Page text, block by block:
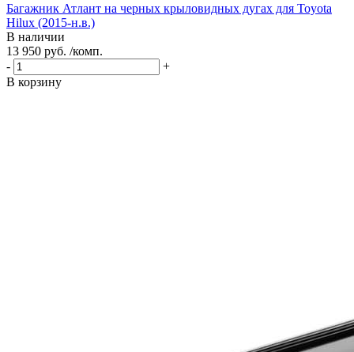
Багажник Атлант на черных крыловидных дугах для Toyota
Hilux (2015-н.в.)
В наличии
13 950 руб. /комп.
-
+
В корзину